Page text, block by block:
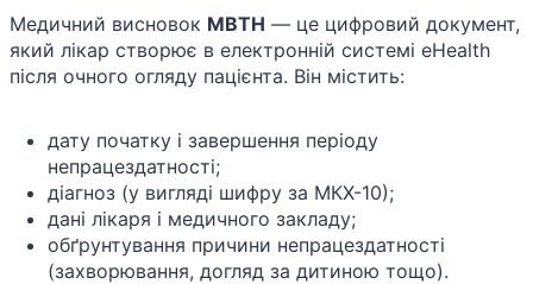
Медичний висновок МВТН — це цифровий документ,
який лікар створює в електронній системі eHealth
після очного огляду пацієнта. Він містить:
дату початку і завершення періоду
непрацездатності;
діагноз (у вигляді шифру за МКХ-10);
дані лікаря і медичного закладу;
обґрунтування причини непрацездатності
(захворювання, догляд за дитиною тощо).